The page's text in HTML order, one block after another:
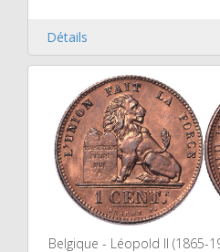
Détails
Belgique - Léopold II (1865-